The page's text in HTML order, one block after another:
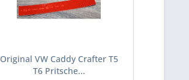
Original VW Caddy Crafter T5
T6 Pritsche...